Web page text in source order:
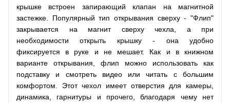
крышке встроен запирающий клапан на магнитной
застежке. Популярный тип открывания сверху - "Флип"
закрывается на магнит сверху чехла, а при
необходимости открыть крышку - она удобно
фиксируется в руке и не мешает. Как и в книжном
варианте открывания, флип можно использовать как
подставку и смотреть видео или читать с большим
комфортом. Этот чехол имеет отверстия для камеры,
динамика, гарнитуры и прочего, благодаря чему нет